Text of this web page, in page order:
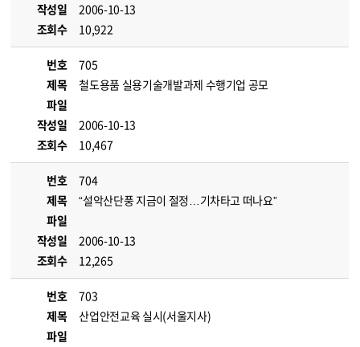
작성일
2006-10-13
조회수
10,922
번호
705
제목
철도용품 실용기술개발과제 수행기업 공모
파일
작성일
2006-10-13
조회수
10,467
번호
704
제목
“설악산단풍 지금이 절정…기차타고 떠나요”
파일
작성일
2006-10-13
조회수
12,265
번호
703
제목
산업안전교육 실시(서울지사)
파일